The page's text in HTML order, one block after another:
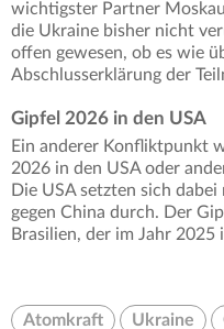
wichtigster Partner
die Ukraine bisher nicht
offen gewesen, ob es wie
Abschlusserklärung der
Gipfel 2026 in den USA
Ein anderer Konfliktpunkt
2026 in den USA oder
Die USA setzten sich
gegen China durch. Der
Brasilien, der im Jahr
Atomkraft Ukraine